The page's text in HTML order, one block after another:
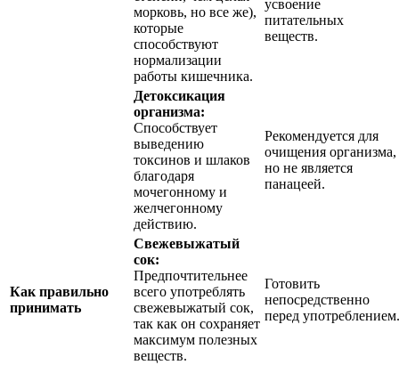
морковь, но все же),
которые
способствуют
нормализации
работы кишечника.
усвоение
питательных
веществ.
Детоксикация
организма:
Способствует
выведению
токсинов и шлаков
благодаря
мочегонному и
желчегонному
действию.
Рекомендуется для
очищения организма,
но не является
панацеей.
Как правильно
принимать
Свежевыжатый
сок:
Предпочтительнее
всего употреблять
свежевыжатый сок,
так как он сохраняет
максимум полезных
веществ.
Готовить
непосредственно
перед употреблением.